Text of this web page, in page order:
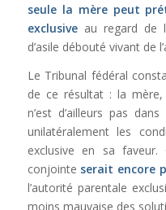
seule la mère peut
exclusiveau regard de
d’asile débouté vivant de
Le Tribunal fédéral
de ce résultat : la
n’est d’ailleurs pas
unilatéralement les
exclusive en sa faveur.
conjointe serait encore
l’autorité parentale
moins mauvaise des